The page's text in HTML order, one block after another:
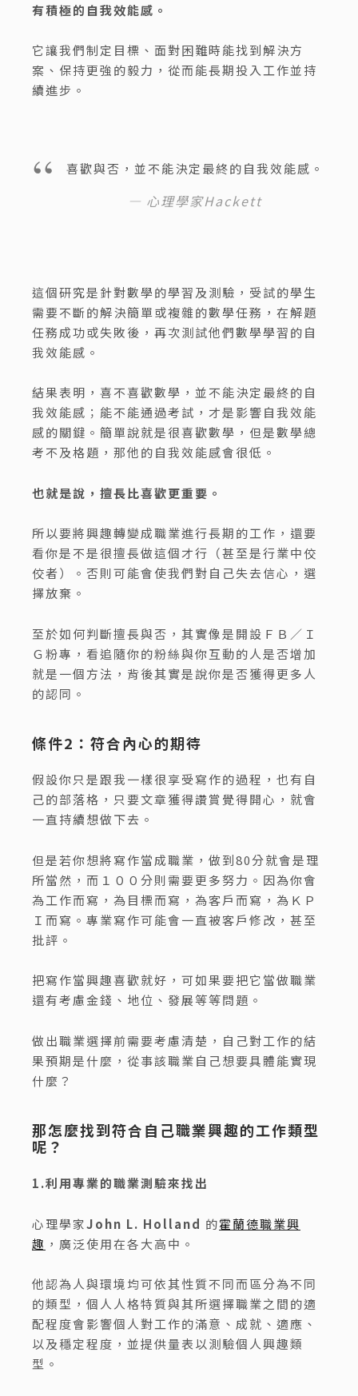
有積極的自我效能感。
它讓我們制定目標、面對困難時能找到解決方
案、保持更強的毅力，從而能長期投入工作並持
續進步。
喜歡與否，並不能決定最終的自我效能感。
心理學家Hackett
這個研究是針對數學的學習及測驗，受試的學生
需要不斷的解決簡單或複雜的數學任務，在解題
任務成功或失敗後，再次測試他們數學學習的自
我效能感。
結果表明，喜不喜歡數學，並不能決定最終的自
我效能感；能不能通過考試，才是影響自我效能
感的關鍵。簡單說就是很喜歡數學，但是數學總
考不及格題，那他的自我效能感會很低。
也就是說，擅長比喜歡更重要。
所以要將興趣轉變成職業進行長期的工作，還要
看你是不是很擅長做這個才行（甚至是行業中佼
佼者）。否則可能會使我們對自己失去信心，選
擇放棄。
至於如何判斷擅長與否，其實像是開設ＦＢ／Ｉ
Ｇ粉專，看追隨你的粉絲與你互動的人是否增加
就是一個方法，背後其實是說你是否獲得更多人
的認同。
條件2：符合內心的期待
假設你只是跟我一樣很享受寫作的過程，也有自
己的部落格，只要文章獲得讚賞覺得開心，就會
一直持續想做下去。
但是若你想將寫作當成職業，做到80分就會是理
所當然，而１００分則需要更多努力。因為你會
為工作而寫，為目標而寫，為客戶而寫，為ＫＰ
Ｉ而寫。專業寫作可能會一直被客戶修改，甚至
批評。
把寫作當興趣喜歡就好，可如果要把它當做職業
還有考慮金錢、地位、發展等等問題。
做出職業選擇前需要考慮清楚，自己對工作的結
果預期是什麼，從事該職業自己想要具體能實現
什麼？
那怎麼找到符合自己職業興趣的工作類型
呢？
1.利用專業的職業測驗來找出
心理學家John L. Holland 的霍蘭德職業興
趣 ，廣泛使用在各大高中。
他認為人與環境均可依其性質不同而區分為不同
的類型，個人人格特質與其所選擇職業之間的適
配程度會影響個人對工作的滿意、成就、適應、
以及穩定程度，並提供量表以測驗個人興趣類
型。